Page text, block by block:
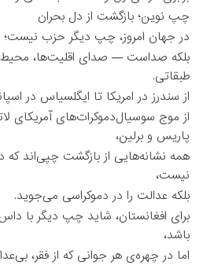
چپ نوین؛ بازگشت از دل بحران
در جهان امروز، چپ دیگر حزب نیست؛
بلکه صداست — صدای اقلیت‌ها،
طبقاتی.
از سندرز در امریکا تا ایگلسیاس در
از موج سوسیال‌دموکرات‌های آمریکای
پاریس و برلین،
همه نشانه‌هایی از بازگشت چپی‌اند که
نیست،
بلکه عدالت را در دموکراسی می‌جوید.
برای افغانستان، شاید چپ دیگر با
باشد،
اما در چهره‌ی هر جوانی که از فقر،